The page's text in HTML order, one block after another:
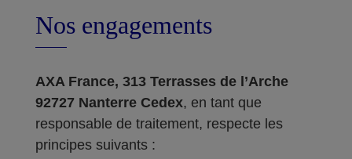
Nos engagements
AXA France, 313 Terrasses de l’Arche
92727 Nanterre Cedex, en tant que
responsable de traitement, respecte les
principes suivants :